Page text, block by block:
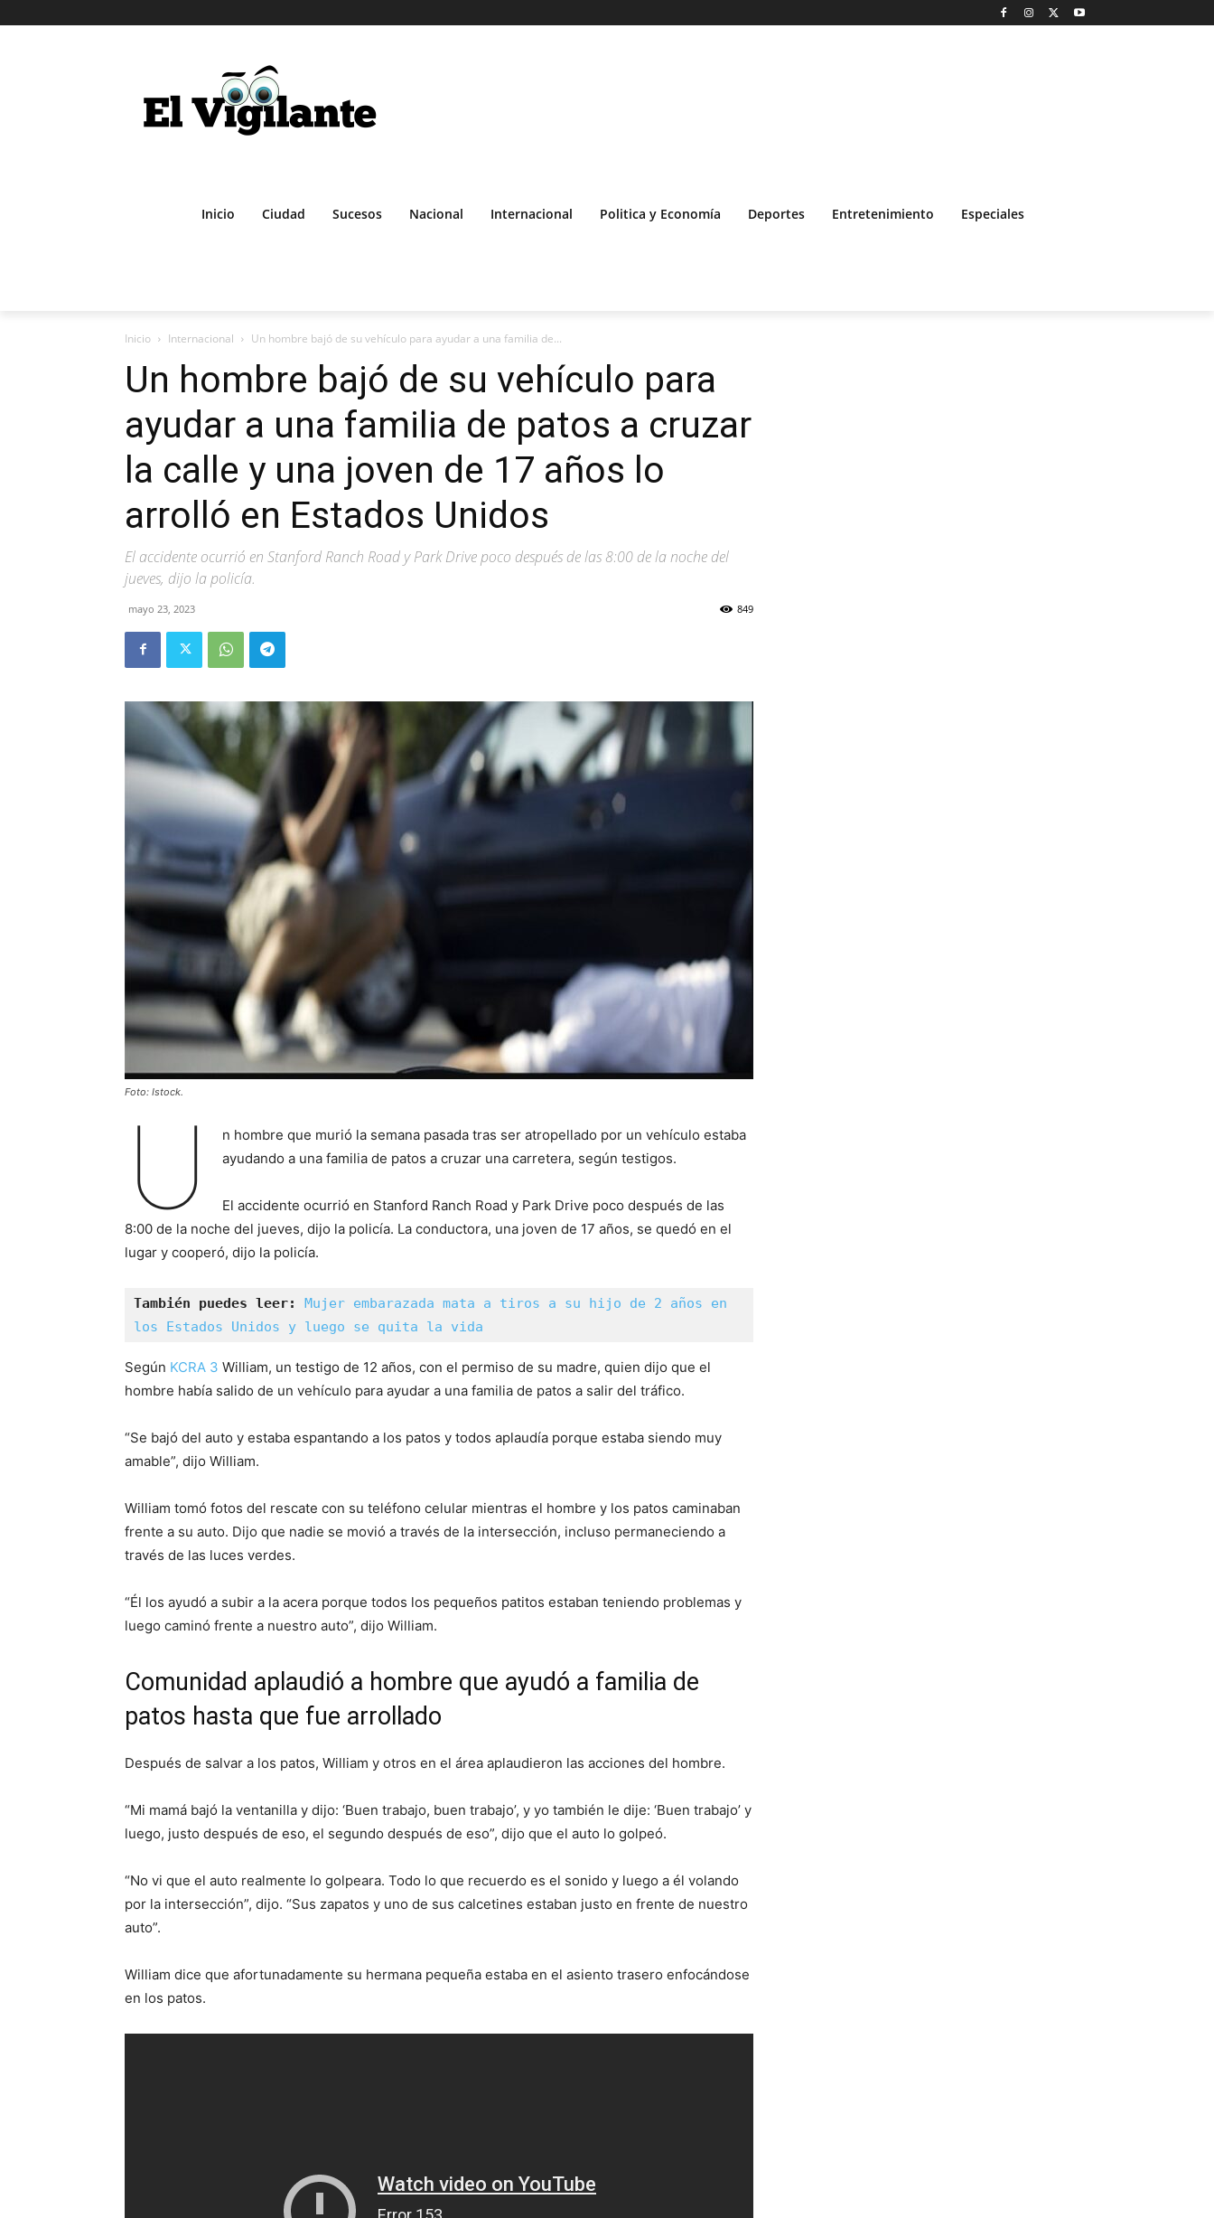
Inicio Ciudad Sucesos Nacional Internacional Politica y Economía Deportes Entretenimiento Especiales
Inicio Internacional Un hombre bajó de su vehículo para ayudar a una familia de...
Un hombre bajó de su vehículo para
ayudar a una familia de patos a cruzar
la calle y una joven de 17 años lo
arrolló en Estados Unidos
El accidente ocurrió en Stanford Ranch Road y Park Drive poco después de las 8:00 de la noche del
jueves, dijo la policía.
mayo 23, 2023 849
Foto: Istock.
U
n hombre que murió la semana pasada tras ser atropellado por un vehículo estaba
ayudando a una familia de patos a cruzar una carretera, según testigos.
El accidente ocurrió en Stanford Ranch Road y Park Drive poco después de las
8:00 de la noche del jueves, dijo la policía. La conductora, una joven de 17 años, se quedó en el
lugar y cooperó, dijo la policía.
También puedes leer:
Mujer embarazada mata a tiros a su hijo de 2 años en
los Estados Unidos y luego se quita la vida
Según KCRA 3 William, un testigo de 12 años, con el permiso de su madre, quien dijo que el
hombre había salido de un vehículo para ayudar a una familia de patos a salir del tráfico.
“Se bajó del auto y estaba espantando a los patos y todos aplaudía porque estaba siendo muy
amable”, dijo William.
William tomó fotos del rescate con su teléfono celular mientras el hombre y los patos caminaban
frente a su auto. Dijo que nadie se movió a través de la intersección, incluso permaneciendo a
través de las luces verdes.
“Él los ayudó a subir a la acera porque todos los pequeños patitos estaban teniendo problemas y
luego caminó frente a nuestro auto”, dijo William.
Comunidad aplaudió a hombre que ayudó a familia de
patos hasta que fue arrollado
Después de salvar a los patos, William y otros en el área aplaudieron las acciones del hombre.
“Mi mamá bajó la ventanilla y dijo: ‘Buen trabajo, buen trabajo’, y yo también le dije: ‘Buen trabajo’ y
luego, justo después de eso, el segundo después de eso”, dijo que el auto lo golpeó.
“No vi que el auto realmente lo golpeara. Todo lo que recuerdo es el sonido y luego a él volando
por la intersección”, dijo. “Sus zapatos y uno de sus calcetines estaban justo en frente de nuestro
auto”.
William dice que afortunadamente su hermana pequeña estaba en el asiento trasero enfocándose
en los patos.